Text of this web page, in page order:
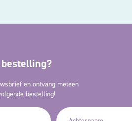
en ontvang meteen
bestelling!